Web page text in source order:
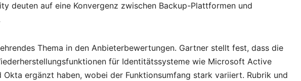
deuten auf eine Konvergenz zwischen Backup-Plattformen und
Thema in den Anbieterbewertungen. Gartner stellt fest, dass die
für Identitätssysteme wie Microsoft Active
ergänzt haben, wobei der Funktionsumfang stark variiert. Rubrik und